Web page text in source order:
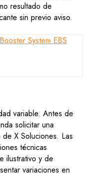
resultado de
sin previo aviso.
variable. Antes de
solicitar una
X Soluciones. Las
técnicas
ilustrativo y de
variaciones en